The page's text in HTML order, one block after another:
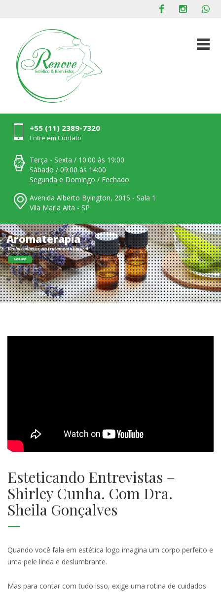
+55 (11) 2389-7320
Entre em Contato
Terça - Sexta / 10:00 às 19:00
Sábado / 09:00 às 14:00
Segunda e Domingo / Fechado
Avenida Alberto Byington, 2015 - Sala 1
Vila Maria Alta - SP
Barra de Access
Desprenda-se dos pensamentos, idéias, condicionamentos.
SAIBA MAIS
Esteticando Entrevistas –
Shirley Cunha. Com Dra.
Sheila Gonçalves
Quando você fala em estética logo imagina um corpo perfeito e
uma pele linda e deslumbrante.
Mas para contar com tudo isso, exige uma rotina de cuidados